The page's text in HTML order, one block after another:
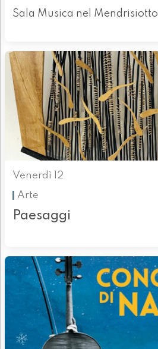
Sala Musica nel Mendrisiotto
Venerdì 12
Arte
Paesaggi